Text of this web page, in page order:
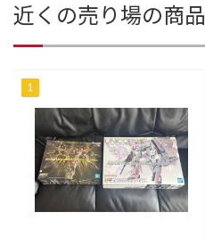
近くの売り場の商品